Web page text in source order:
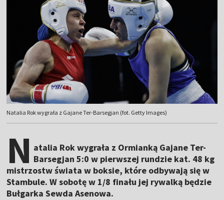
Natalia Rok wygrała z Gajane Ter-Barsegjan (fot. Getty Images)
N atalia Rok wygrała z Ormianką Gajane Ter-
Barsegjan 5:0 w pierwszej rundzie kat. 48 kg
mistrzostw świata w boksie, które odbywają się w
Stambule. W sobotę w 1/8 finału jej rywalką będzie
Bułgarka Sewda Asenowa.